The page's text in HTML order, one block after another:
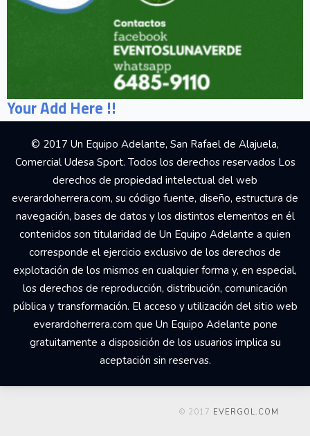
Your Add Here !!
© 2017 Un Equipo Adelante, San Rafael de Alajuela,
Comercial Udesa Sport. Todos los derechos reservados Los
derechos de propiedad intelectual del web
everardoherrera.com, su código fuente, diseño, estructura de
navegación, bases de datos y los distintos elementos en él
contenidos son titularidad de Un Equipo Adelante a quien
corresponde el ejercicio exclusivo de los derechos de
explotación de los mismos en cualquier forma y, en especial,
los derechos de reproducción, distribución, comunicación
pública y transformación. El acceso y utilización del sitio web
everardoherrera.com que Un Equipo Adelante pone
gratuitamente a disposición de los usuarios implica su
aceptación sin reservas.
© 2017 EVERGOL.COM